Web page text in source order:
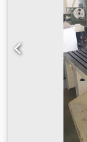
kontinuierlich
an der Presse
Heizleistung der
bis zu 2000 m2 /
Kallesoe-Presse
von Leim auf
die Presse LV7821